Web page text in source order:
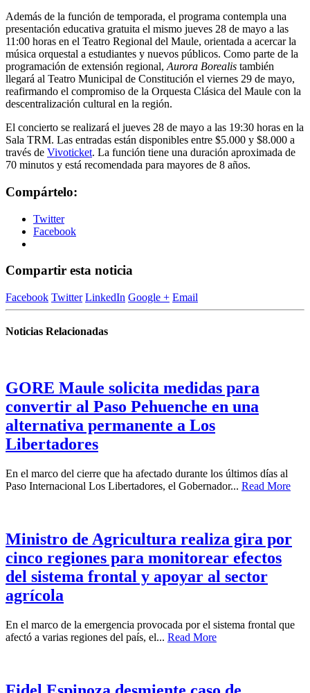
Además de la función de temporada, el programa contempla una
presentación educativa gratuita el mismo jueves 28 de mayo a las
11:00 horas en el Teatro Regional del Maule, orientada a acercar la
música orquestal a estudiantes y nuevos públicos. Como parte de la
programación de extensión regional, Aurora Borealis también
llegará al Teatro Municipal de Constitución el viernes 29 de mayo,
reafirmando el compromiso de la Orquesta Clásica del Maule con la
descentralización cultural en la región.
El concierto se realizará el jueves 28 de mayo a las 19:30 horas en la
Sala TRM. Las entradas están disponibles entre $5.000 y $8.000 a
través de Vivoticket. La función tiene una duración aproximada de
70 minutos y está recomendada para mayores de 8 años.
Compártelo:
Twitter
Facebook
Compartir esta noticia
Facebook Twitter LinkedIn Google + Email
Noticias Relacionadas
GORE Maule solicita medidas para
convertir al Paso Pehuenche en una
alternativa permanente a Los
Libertadores
En el marco del cierre que ha afectado durante los últimos días al
Paso Internacional Los Libertadores, el Gobernador... Read More
Ministro de Agricultura realiza gira por
cinco regiones para monitorear efectos
del sistema frontal y apoyar al sector
agrícola
En el marco de la emergencia provocada por el sistema frontal que
afectó a varias regiones del país, el... Read More